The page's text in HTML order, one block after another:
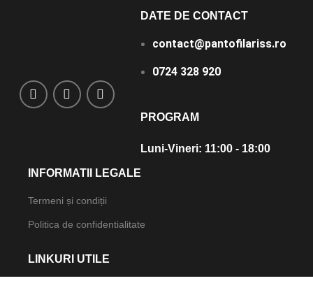
DATE DE CONTACT
contact@pantofilariss.ro
0724 328 920
PROGRAM
Luni-Vineri: 11:00 - 18:00
INFORMATII LEGALE
Termeni și condiții
Politica de confidentialitate
LINKURI UTILE